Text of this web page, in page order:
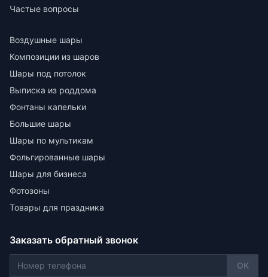
Частые вопросы
Воздушные шары
Композиции из шаров
Шары под потолок
Выписка из роддома
Фонтаны капельки
Большие шары
Шары по мультикам
Фольгированные шары
Шары для бизнеса
Фотозоны
Товары для праздника
Заказать обратный звонок
OK